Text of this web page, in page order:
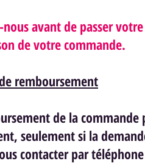
nous avant de passer
de votre commande.
remboursement
de la
seulement si la
contacter par